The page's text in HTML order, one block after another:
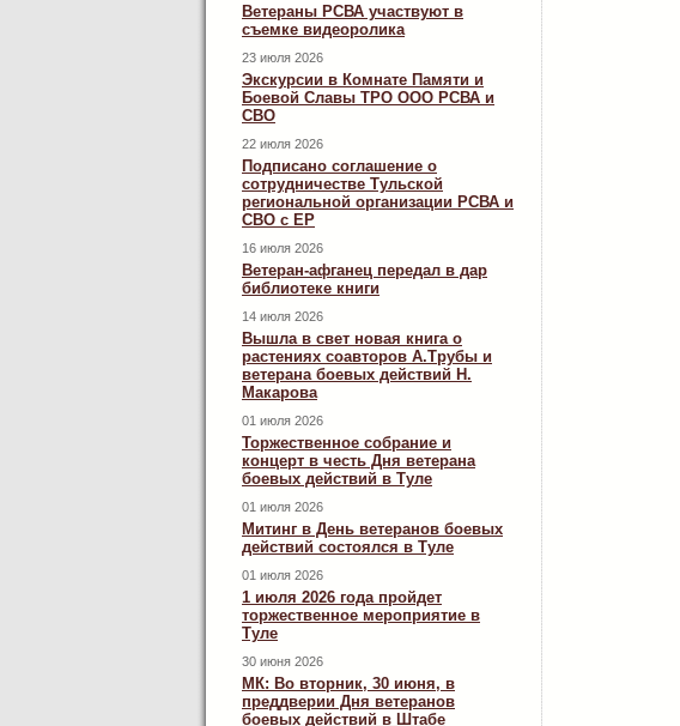
Ветераны РСВА участвуют в
съемке видеоролика
23 июля 2026
Экскурсии в Комнате Памяти и
Боевой Славы ТРО ООО РСВА и
СВО
22 июля 2026
Подписано соглашение о
сотрудничестве Тульской
региональной организации РСВА и
СВО с ЕР
16 июля 2026
Ветеран-афганец передал в дар
библиотеке книги
14 июля 2026
Вышла в свет новая книга о
растениях соавторов А.Трубы и
ветерана боевых действий Н.
Макарова
01 июля 2026
Торжественное собрание и
концерт в честь Дня ветерана
боевых действий в Туле
01 июля 2026
Митинг в День ветеранов боевых
действий состоялся в Туле
01 июля 2026
1 июля 2026 года пройдет
торжественное мероприятие в
Туле
30 июня 2026
МК: Во вторник, 30 июня, в
преддверии Дня ветеранов
боевых действий в Штабе